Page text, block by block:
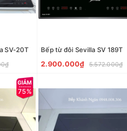
SV-20T Bếp từ đôi Sevilla SV 189T
2.900.000₫ 5.572.000₫
75%